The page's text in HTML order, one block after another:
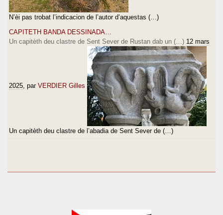
N’èi pas trobat l’indicacion de l’autor d’aquestas (…)
CAPITETH BANDA DESSINADA…
Un capitèth deu clastre de Sent Sever de Rustan dab un (…) 12 mars
2025 , par VERDIER Gilles
Un capitèth deu clastre de l’abadia de Sent Sever de (…)